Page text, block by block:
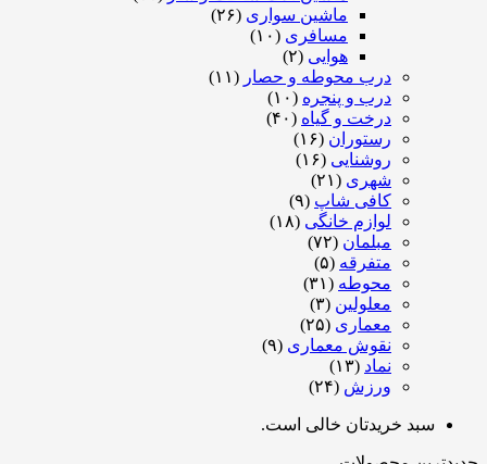
ماشین سواری(۲۶)
مسافری(۱۰)
هوایی(۲)
درب محوطه و حصار(۱۱)
درب و پنجره(۱۰)
درخت و گیاه(۴۰)
رستوران(۱۶)
روشنایی(۱۶)
شهری(۲۱)
کافی شاپ (۹)
لوازم خانگی(۱۸)
مبلمان(۷۲)
متفرقه(۵)
محوطه(۳۱)
معلولین(۳)
معماری(۲۵)
نقوش معماری(۹)
نماد
(۱۳)
ورزش (۲۴)
سبد خریدتان خالی است.